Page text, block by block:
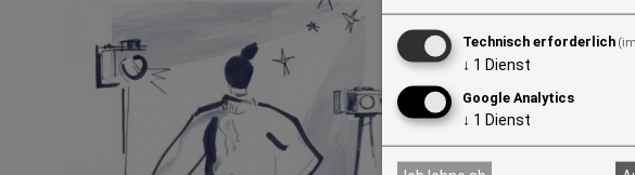
Technisch erforderlich
↓ 1 Dienst
Google Analytics
↓ 1 Dienst